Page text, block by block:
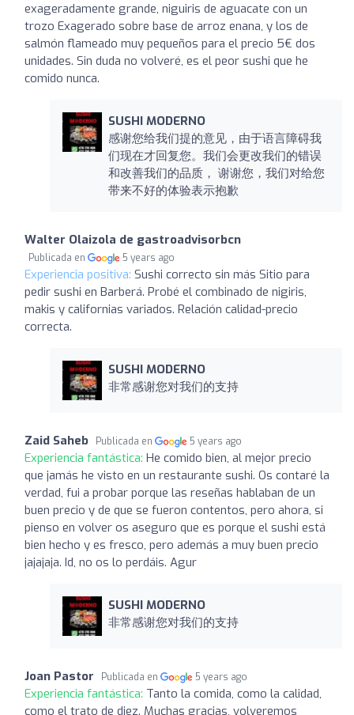
exageradamente grande, niguiris de aguacate con un
trozo Exagerado sobre base de arroz enana, y los de
salmón flameado muy pequeños para el precio 5€ dos
unidades. Sin duda no volveré, es el peor sushi que he
comido nunca.
SUSHI MODERNO
感谢您给我们提的意见，由于语言障碍我
们现在才回复您。我们会更改我们的错误
和改善我们的品质， 谢谢您，我们对给您
带来不好的体验表示抱歉
Walter Olaizola de gastroadvisorbcn
Publicada en 5 years ago
Experiencia positiva: Sushi correcto sin más Sitio para
pedir sushi en Barberá. Probé el combinado de nigiris,
makis y californias variados. Relación calidad-precio
correcta.
SUSHI MODERNO
非常感谢您对我们的支持
Zaid Saheb Publicada en 5 years ago
Experiencia fantástica: He comido bien, al mejor precio
que jamás he visto en un restaurante sushi. Os contaré la
verdad, fui a probar porque las reseñas hablaban de un
buen precio y de que se fueron contentos, pero ahora, si
pienso en volver os aseguro que es porque el sushi está
bien hecho y es fresco, pero además a muy buen precio
jajajaja. Id, no os lo perdáis. Agur
SUSHI MODERNO
非常感谢您对我们的支持
Joan Pastor Publicada en 5 years ago
Experiencia fantástica: Tanto la comida, como la calidad,
como el trato de diez. Muchas gracias, volveremos